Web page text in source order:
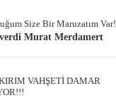
Size Bir Maruzatım Var!
Murat Merdamert
VAHŞETİ DAMAR